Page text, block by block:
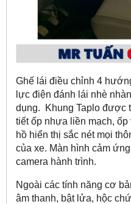
Ghế lái điều chỉnh 4
lực điện đánh lái nhè
dụng. Khung Taplo được
tiết ốp nhựa liền mạch,
hồ hiển thị sắc nét mọi
của xe. Màn hình cảm
camera hành trình.
Ngoài các tính năng cơ
âm thanh, bật lửa, hộc